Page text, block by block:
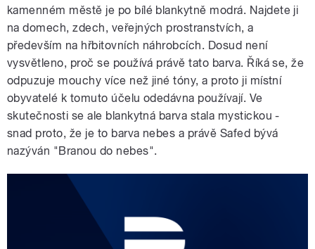
kamenném městě je po bílé blankytně modrá. Najdete ji
na domech, zdech, veřejných prostranstvích, a
především na hřbitovních náhrobcích. Dosud není
vysvětleno, proč se používá právě tato barva. Říká se, že
odpuzuje mouchy více než jiné tóny, a proto ji místní
obyvatelé k tomuto účelu odedávna používají. Ve
skutečnosti se ale blankytná barva stala mystickou -
snad proto, že je to barva nebes a právě Safed bývá
nazýván "Branou do nebes".